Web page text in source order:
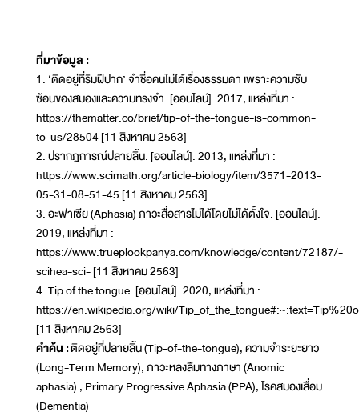
ที่มาข้อมูล :
1. ‘ติดอยู่ที่ริมฝีปาก’ จำชื่อคนไม่ได้เรื่องธรรมดา เพราะความซับ
ซ้อนของสมองและความทรงจำ. [ออนไลน์]. 2017, แหล่งที่มา :
https://thematter.co/brief/tip-of-the-tongue-is-common-
to-us/28504 [11 สิงหาคม 2563]
2. ปรากฎการณ์ปลายลิ้น. [ออนไลน์]. 2013, แหล่งที่มา :
https://www.scimath.org/article-biology/item/3571-2013-
05-31-08-51-45 [11 สิงหาคม 2563]
3. อะฟาเซีย (Aphasia) ภาวะสื่อสารไม่ได้โดยไม่ได้ตั้งใจ. [ออนไลน์].
2019, แหล่งที่มา :
https://www.trueplookpanya.com/knowledge/content/72187/-
scihea-sci- [11 สิงหาคม 2563]
4. Tip of the tongue. [ออนไลน์]. 2020, แหล่งที่มา :
https://en.wikipedia.org/wiki/
[11 สิงหาคม 2563]
คำค้น :ติดอยู่ที่ปลายลิ้น (Tip-of-the-tongue), ความจำระยะยาว
(Long-Term Memory), ภาวะหลงลืมทางภาษา (Anomic
aphasia) , Primary Progressive Aphasia (PPA), โรคสมองเสื่อม
(Dementia)